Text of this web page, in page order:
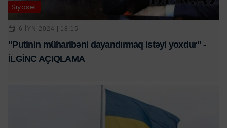
Siyasət
6 IYN 2024 | 18:15
"Putinin müharibəni dayandırmaq istəyi yoxdur" -
İLGİNC AÇIQLAMA